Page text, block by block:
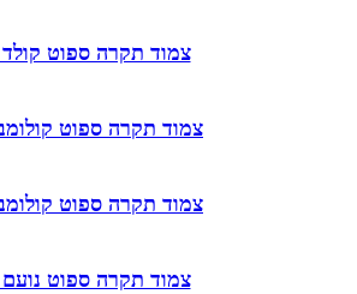
צמוד תקרה ספוט קולד
צמוד תקרה ספוט
צמוד תקרה ספוט
צמוד תקרה ספוט נועם